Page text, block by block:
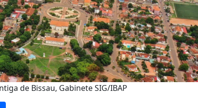
de Bissau, Gabinete SIG/IBAP